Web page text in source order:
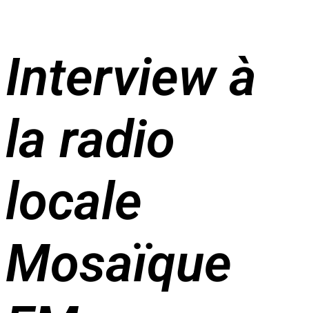
Interview à
la radio
locale
Mosaïque